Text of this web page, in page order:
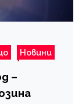
Новини
–